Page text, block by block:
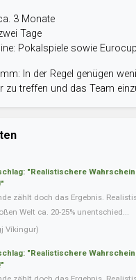
3 Monate
Tage
Pokalspiele sowie
In der Regel genügen
zu treffen und das Team
"Realistischere
zählt doch das Ergebnis.
Welt ca. 20-25% unentschied...
Víkingur)
"Realistischere